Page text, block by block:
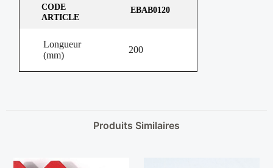
CODE
ARTICLE
EBAB0120
Longueur
(mm)
200
Produits Similaires